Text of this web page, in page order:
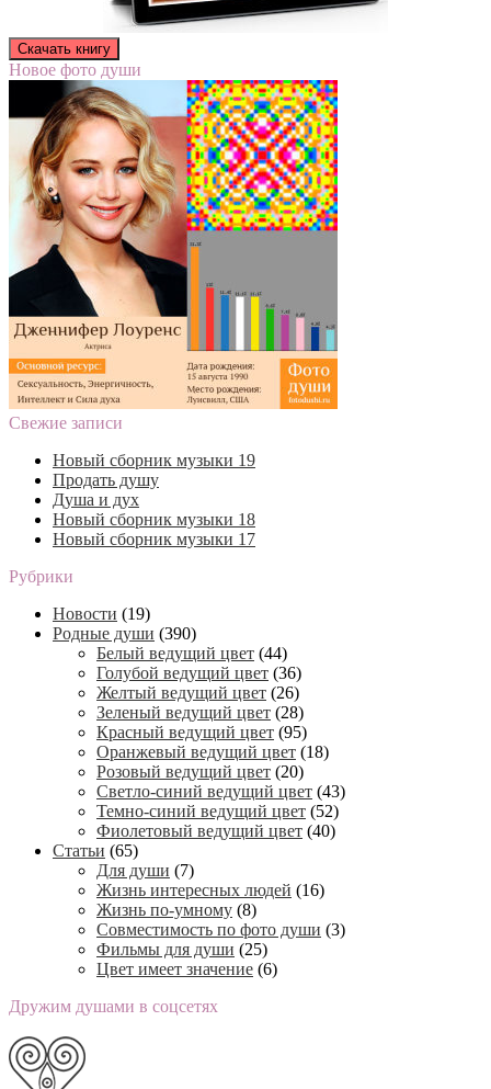
Новое фото души
Свежие записи
Новый сборник музыки 19
Продать душу
Душа и дух
Новый сборник музыки 18
Новый сборник музыки 17
Рубрики
Новости (19)
Родные души (390)
Белый ведущий цвет (44)
Голубой ведущий цвет (36)
Желтый ведущий цвет (26)
Зеленый ведущий цвет (28)
Красный ведущий цвет (95)
Оранжевый ведущий цвет (18)
Розовый ведущий цвет (20)
Светло-синий ведущий цвет (43)
Темно-синий ведущий цвет (52)
Фиолетовый ведущий цвет (40)
Статьи (65)
Для души (7)
Жизнь интересных людей (16)
Жизнь по-умному (8)
Совместимость по фото души (3)
Фильмы для души (25)
Цвет имеет значение (6)
Дружим душами в соцсетях